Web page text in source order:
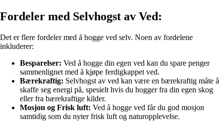
Fordeler med Selvhogst av Ved:
Det er flere fordeler med å hogge ved selv. Noen av fordelene
inkluderer:
Besparelser: Ved å hogge din egen ved kan du spare penger
sammenlignet med å kjøpe ferdigkappet ved.
Bærekraftig: Selvhogst av ved kan være en bærekraftig måte å
skaffe seg energi på, spesielt hvis du hogger fra din egen skog
eller fra bærekraftige kilder.
Mosjon og Frisk luft: Ved å hogge ved får du god mosjon
samtidig som du nyter frisk luft og naturopplevelse.